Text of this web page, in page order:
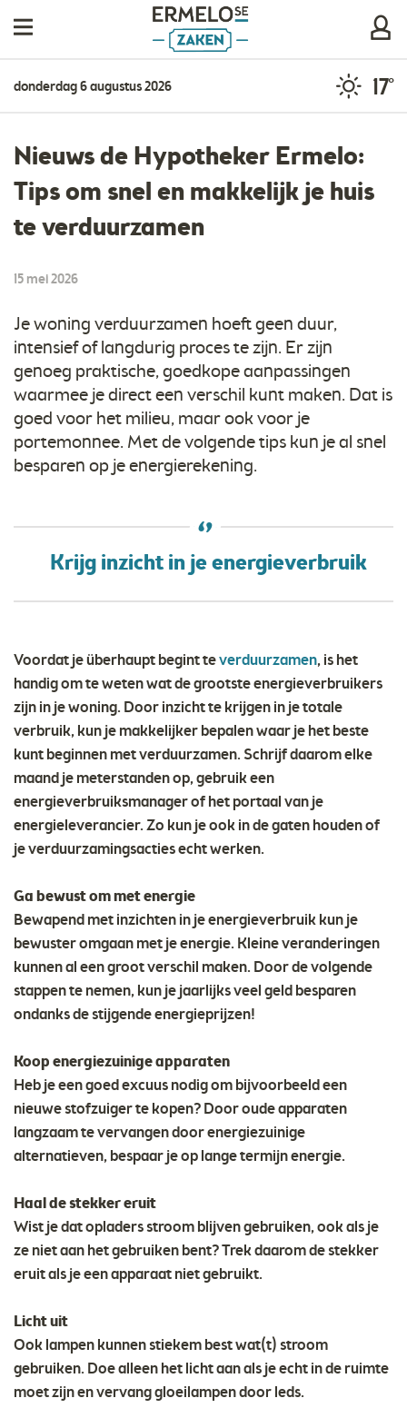
donderdag 6 augustus 2026 17°
Nieuws de Hypotheker Ermelo:
Tips om snel en makkelijk je huis
te verduurzamen
15 mei 2026
Je woning verduurzamen hoeft geen duur,
intensief of langdurig proces te zijn. Er zijn
genoeg praktische, goedkope aanpassingen
waarmee je direct een verschil kunt maken. Dat is
goed voor het milieu, maar ook voor je
portemonnee. Met de volgende tips kun je al snel
besparen op je energierekening.
Krijg inzicht in je energieverbruik
Voordat je überhaupt begint teverduurzamen, is het
handig om te weten wat de grootste energieverbruikers
zijn in je woning. Door inzicht te krijgen in je totale
verbruik, kun je makkelijker bepalen waar je het beste
kunt beginnen met verduurzamen. Schrijf daarom elke
maand je meterstanden op, gebruik een
energieverbruiksmanager of het portaal van je
energieleverancier. Zo kun je ook in de gaten houden of
je verduurzamingsacties echt werken.
Ga bewust om met energie
Bewapend met inzichten in je energieverbruik kun je
bewuster omgaan met je energie. Kleine veranderingen
kunnen al een groot verschil maken. Door de volgende
stappen te nemen, kun je jaarlijks veel geld besparen
ondanks de stijgende energieprijzen!
Koop energiezuinige apparaten
Heb je een goed excuus nodig om bijvoorbeeld een
nieuwe stofzuiger te kopen? Door oude apparaten
langzaam te vervangen door energiezuinige
alternatieven, bespaar je op lange termijn energie.
Haal de stekker eruit
Wist je dat opladers stroom blijven gebruiken, ook als je
ze niet aan het gebruiken bent? Trek daarom de stekker
eruit als je een apparaat niet gebruikt.
Licht uit
Ook lampen kunnen stiekem best wat(t) stroom
gebruiken. Doe alleen het licht aan als je echt in de ruimte
moet zijn en vervang gloeilampen door leds.